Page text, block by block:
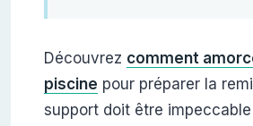
Découvrez comment
piscine pour préparer la
support doit être